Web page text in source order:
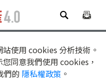
使用 cookies 分析技術。
同意我們使用 cookies，
們的 隱私權政策 。